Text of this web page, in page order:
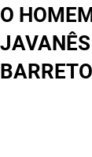
O
BARRETO